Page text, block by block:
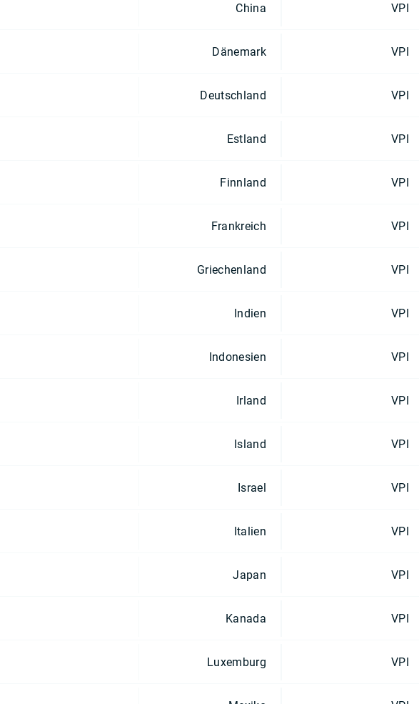
China VPI
Dänemark VPI
Deutschland VPI
Estland VPI
Finnland VPI
Frankreich VPI
Griechenland VPI
Indien VPI
Indonesien VPI
Irland VPI
Island VPI
Israel VPI
Italien VPI
Japan VPI
Kanada VPI
Luxemburg VPI